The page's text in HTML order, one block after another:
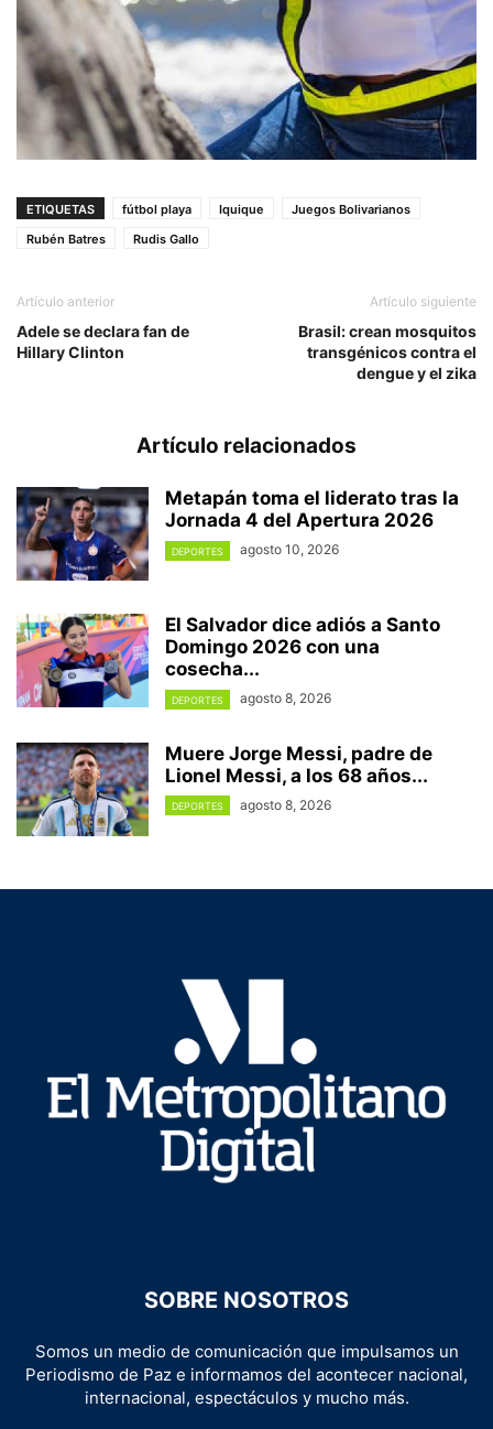
ETIQUETAS fútbol playa Iquique
Juegos Bolivarianos
Rubén Batres
Rudis Gallo
Artículo anterior
Adele se declara fan de
Hillary Clinton
Artículo siguiente
Brasil: crean mosquitos
transgénicos contra el
dengue y el zika
Artículo relacionados
Metapán toma el liderato tras la
Jornada 4 del Apertura 2026
DEPORTES agosto 10, 2026
El Salvador dice adiós a Santo
Domingo 2026 con una
cosecha...
DEPORTES agosto 8, 2026
Muere Jorge Messi, padre de
Lionel Messi, a los 68 años...
DEPORTES agosto 8, 2026
SOBRE NOSOTROS
Somos un medio de comunicación que impulsamos un
Periodismo de Paz e informamos del acontecer nacional,
internacional, espectáculos y mucho más.